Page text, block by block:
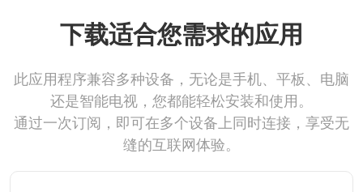
下载适合您需求的应用
此应用程序兼容多种设备，无论是手机、平板、电脑
还是智能电视，您都能轻松安装和使用。
通过一次订阅，即可在多个设备上同时连接，享受无
缝的互联网体验。